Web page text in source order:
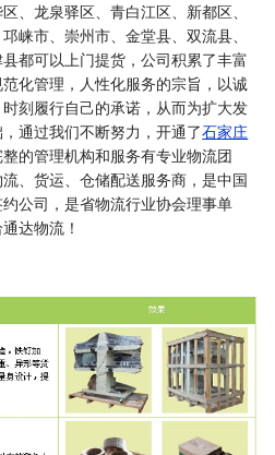
、龙泉驿区、青白江区、新都区、
崃市、崇州市、金堂县、双流县、
都可以上门提货，公司积累了丰富
化管理，人性化服务的宗旨，以诚
刻履行自己的承诺，从而为扩大发
通过我们不断努力，开通了石家庄
整的管理机构和服务有专业物流团
、货运、仓储配送服务商，是中国
公司，是省物流行业协会理事单
达物流！